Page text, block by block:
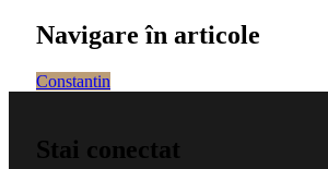
Navigare în articole
Constantin
Stai conectat